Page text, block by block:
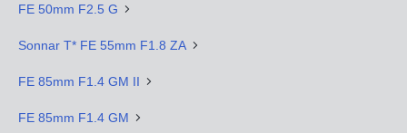
FE 50mm F2.5 G
Sonnar T* FE 55mm F1.8 ZA
FE 85mm F1.4 GM II
FE 85mm F1.4 GM